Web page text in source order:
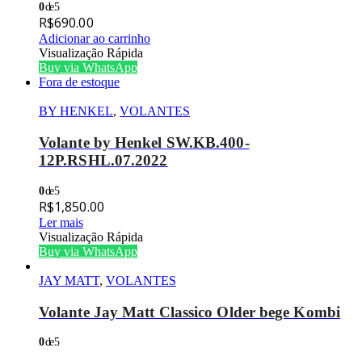
0de 5
R$690.00
Adicionar ao carrinho
Visualização Rápida
Buy via WhatsApp
Fora de estoque
BY HENKEL, VOLANTES
Volante by Henkel SW.KB.400-
12P.RSHL.07.2022
0de 5
R$1,850.00
Ler mais
Visualização Rápida
Buy via WhatsApp
JAY MATT, VOLANTES
Volante Jay Matt Classico Older bege Kombi
0de 5